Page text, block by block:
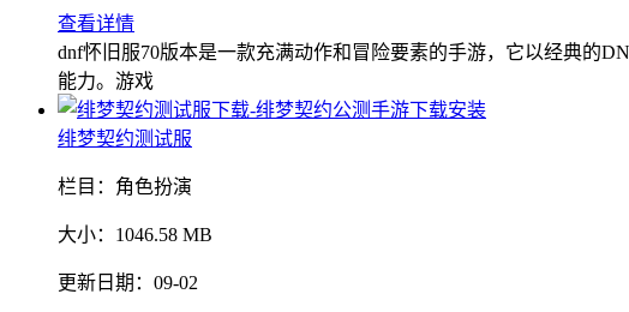
查看详情
dnf怀旧服70版本是一款充满动作和冒险要素的手游，它以经典的
能力。游戏
绯梦契约测试服
栏目： 角色扮演
大小： 1046.58 MB
更新日期： 09-02